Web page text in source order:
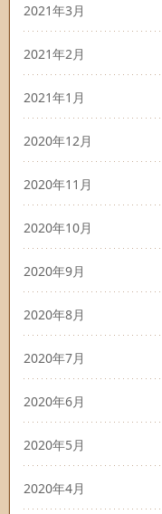
2021年3月
2021年2月
2021年1月
2020年12月
2020年11月
2020年10月
2020年9月
2020年8月
2020年7月
2020年6月
2020年5月
2020年4月